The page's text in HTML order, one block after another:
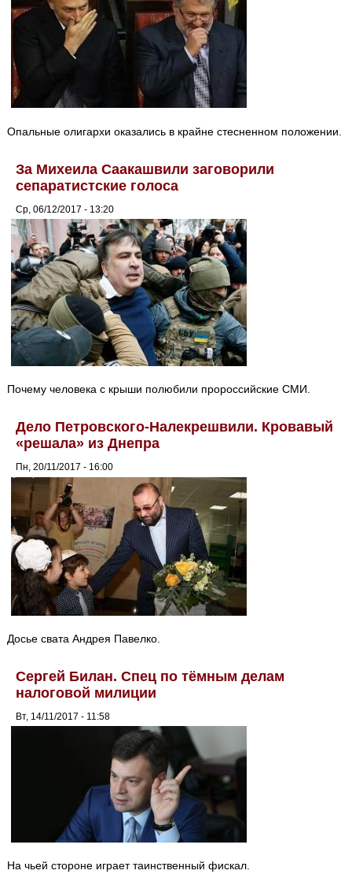
Опальные олигархи оказались в крайне стесненном положении.
За Михеила Саакашвили заговорили
сепаратистские голоса
Ср, 06/12/2017 - 13:20
Почему человека с крыши полюбили пророссийские СМИ.
Дело Петровского-Налекрешвили. Кровавый
«решала» из Днепра
Пн, 20/11/2017 - 16:00
Досье свата Андрея Павелко.
Сергей Билан. Спец по тёмным делам
налоговой милиции
Вт, 14/11/2017 - 11:58
На чьей стороне играет таинственный фискал.